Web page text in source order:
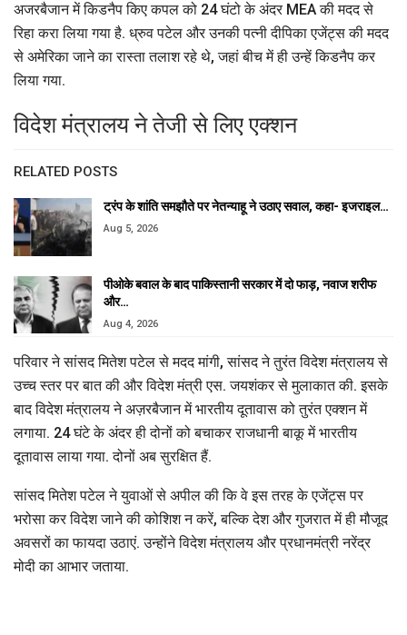
अजरबैजान में किडनैप किए कपल को 24 घंटो के अंदर MEA की मदद से
रिहा करा लिया गया है. ध्रुव पटेल और उनकी पत्नी दीपिका एजेंट्स की मदद
से अमेरिका जाने का रास्ता तलाश रहे थे, जहां बीच में ही उन्हें किडनैप कर
लिया गया.
विदेश मंत्रालय ने तेजी से लिए एक्शन
RELATED POSTS
ट्रंप के शांति समझौते पर नेतन्याहू ने उठाए सवाल, कहा- इजराइल…
Aug 5, 2026
पीओके बवाल के बाद पाकिस्तानी सरकार में दो फाड़, नवाज शरीफ
और…
Aug 4, 2026
परिवार ने सांसद मितेश पटेल से मदद मांगी, सांसद ने तुरंत विदेश मंत्रालय से
उच्च स्तर पर बात की और विदेश मंत्री एस. जयशंकर से मुलाकात की. इसके
बाद विदेश मंत्रालय ने अज़रबैजान में भारतीय दूतावास को तुरंत एक्शन में
लगाया. 24 घंटे के अंदर ही दोनों को बचाकर राजधानी बाकू में भारतीय
दूतावास लाया गया. दोनों अब सुरक्षित हैं.
सांसद मितेश पटेल ने युवाओं से अपील की कि वे इस तरह के एजेंट्स पर
भरोसा कर विदेश जाने की कोशिश न करें, बल्कि देश और गुजरात में ही मौजूद
अवसरों का फायदा उठाएं. उन्होंने विदेश मंत्रालय और प्रधानमंत्री नरेंद्र
मोदी का आभार जताया.